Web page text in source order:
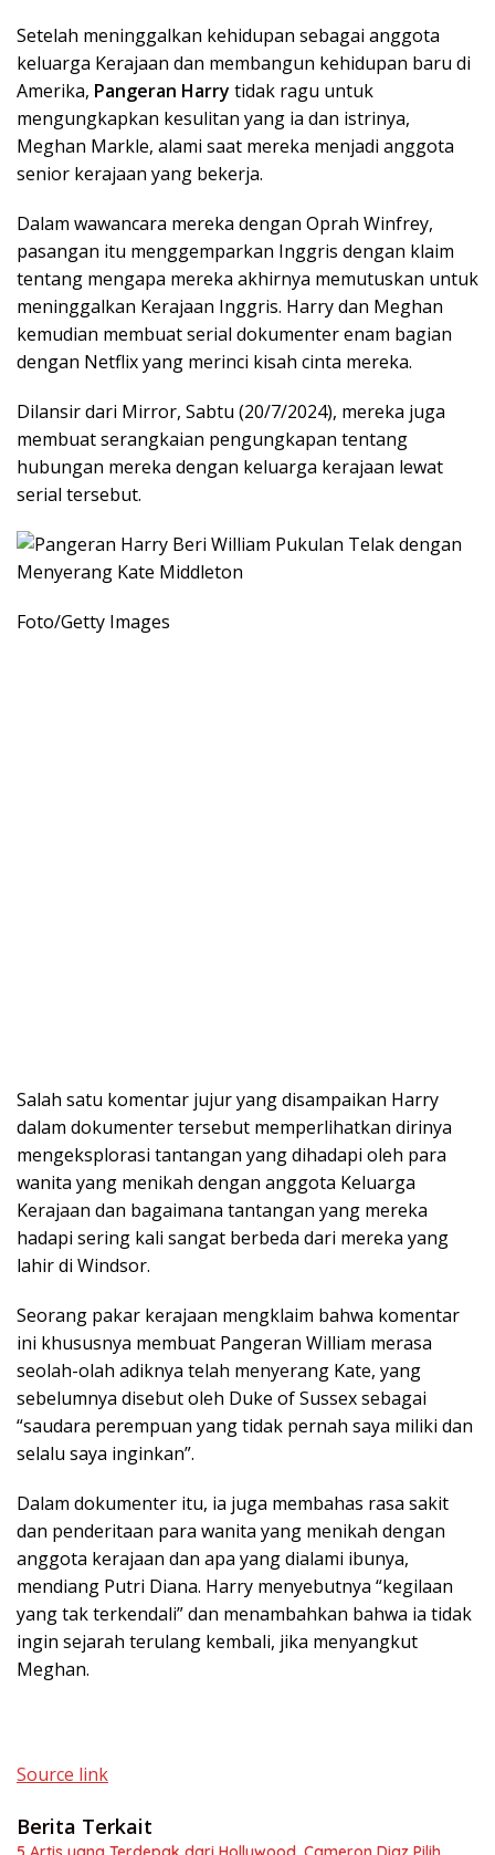
Setelah meninggalkan kehidupan sebagai anggota
keluarga Kerajaan dan membangun kehidupan baru di
Amerika, Pangeran Harry tidak ragu untuk
mengungkapkan kesulitan yang ia dan istrinya,
Meghan Markle, alami saat mereka menjadi anggota
senior kerajaan yang bekerja.
Dalam wawancara mereka dengan Oprah Winfrey,
pasangan itu menggemparkan Inggris dengan klaim
tentang mengapa mereka akhirnya memutuskan untuk
meninggalkan Kerajaan Inggris. Harry dan Meghan
kemudian membuat serial dokumenter enam bagian
dengan Netflix yang merinci kisah cinta mereka.
Dilansir dari Mirror, Sabtu (20/7/2024), mereka juga
membuat serangkaian pengungkapan tentang
hubungan mereka dengan keluarga kerajaan lewat
serial tersebut.
Foto/Getty Images
Salah satu komentar jujur yang disampaikan Harry
dalam dokumenter tersebut memperlihatkan dirinya
mengeksplorasi tantangan yang dihadapi oleh para
wanita yang menikah dengan anggota Keluarga
Kerajaan dan bagaimana tantangan yang mereka
hadapi sering kali sangat berbeda dari mereka yang
lahir di Windsor.
Seorang pakar kerajaan mengklaim bahwa komentar
ini khususnya membuat Pangeran William merasa
seolah-olah adiknya telah menyerang Kate, yang
sebelumnya disebut oleh Duke of Sussex sebagai
“saudara perempuan yang tidak pernah saya miliki dan
selalu saya inginkan”.
Dalam dokumenter itu, ia juga membahas rasa sakit
dan penderitaan para wanita yang menikah dengan
anggota kerajaan dan apa yang dialami ibunya,
mendiang Putri Diana. Harry menyebutnya “kegilaan
yang tak terkendali” dan menambahkan bahwa ia tidak
ingin sejarah terulang kembali, jika menyangkut
Meghan.
Source link
Berita Terkait